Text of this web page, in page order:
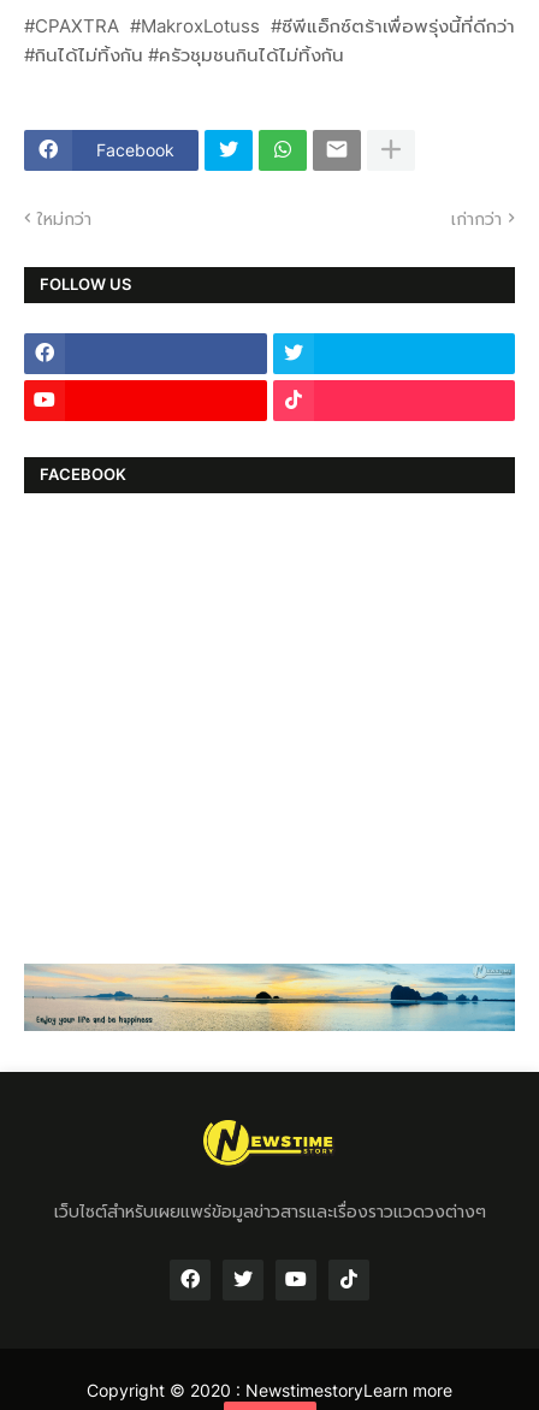
#CPAXTRA #MakroxLotuss #ซีพีแอ็กซ์ตร้าเพื่อพรุ่งนี้ที่ดีกว่า
#กินได้ไม่ทิ้งกัน #ครัวชุมชนกินได้ไม่ทิ้งกัน
Facebook
ใหม่กว่า เก่ากว่า
FOLLOW US
FACEBOOK
เว็บไซต์สำหรับเผยแพร่ข้อมูลข่าวสารและเรื่องราวแวดวงต่างๆ
Copyright © 2020 : NewstimestoryLearn more